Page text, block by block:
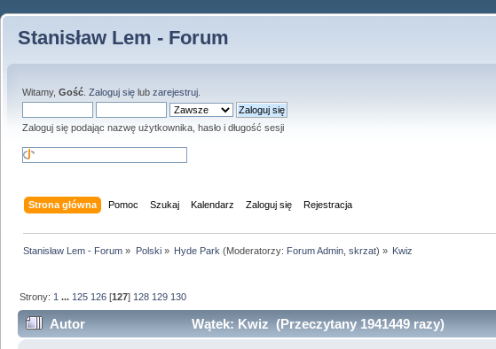
Stanisław Lem - Forum
Witamy, Gość Zaloguj się lub zarejestruj
Zaloguj się podając nazwę użytkownika, hasło i długość sesji
Strona główna Pomoc Szukaj Kalendarz Zaloguj się Rejestracja
Stanisław Lem - Forum » Polski» Hyde Park (Moderatorzy: Forum Admin, skrzat) » Kwiz
Strony: 1 ... 125 126 [127] 128 129 130
Autor Wątek: Kwiz (Przeczytany 1941449 razy)